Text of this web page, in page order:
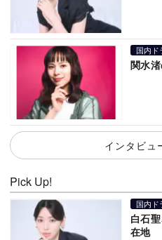
国内ド
関水
インタビュ
Pick Up!
国内ド
白石
在地